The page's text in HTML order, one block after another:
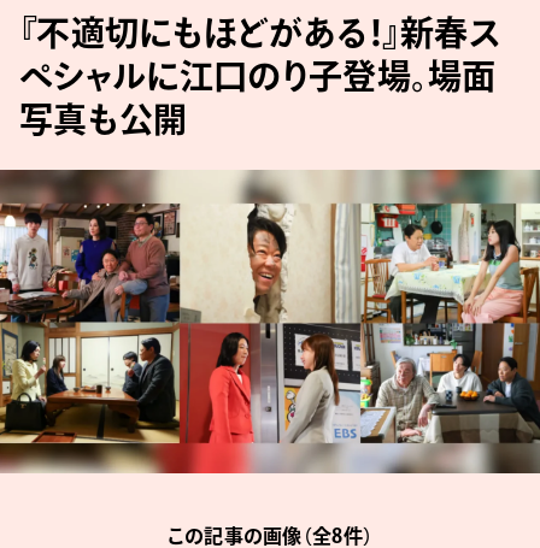
『不適切にもほどがある！』新春ス
ペシャルに江口のり子登場。場面
写真も公開
この記事の画像（全8件）